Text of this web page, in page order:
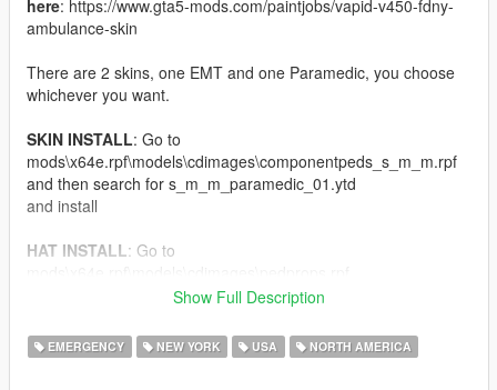
here: https://www.gta5-mods.com/paintjobs/vapid-v450-fdny-
ambulance-skin
There are 2 skins, one EMT and one Paramedic, you choose
whichever you want.
SKIN INSTALL: Go to
mods\x64e.rpf\models\cdimages\componentpeds_s_m_m.rpf
and then search for s_m_m_paramedic_01.ytd
and install
HAT INSTALL: Go to
and then search for s_m_m_paramedic_01_p.ytd
Any issues with the skin?
Show Full Description
EMERGENCY NEW YORK USA NORTH AMERICA